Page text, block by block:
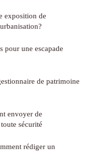
exposition de
pour une escapade
de patrimoine
envoyer de
sécurité
rédiger un